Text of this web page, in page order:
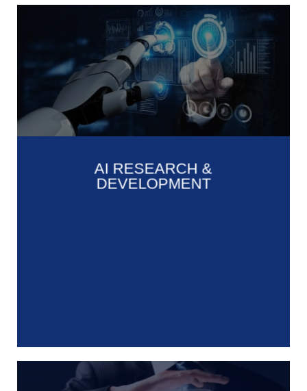
AI RESEARCH &
DEVELOPMENT